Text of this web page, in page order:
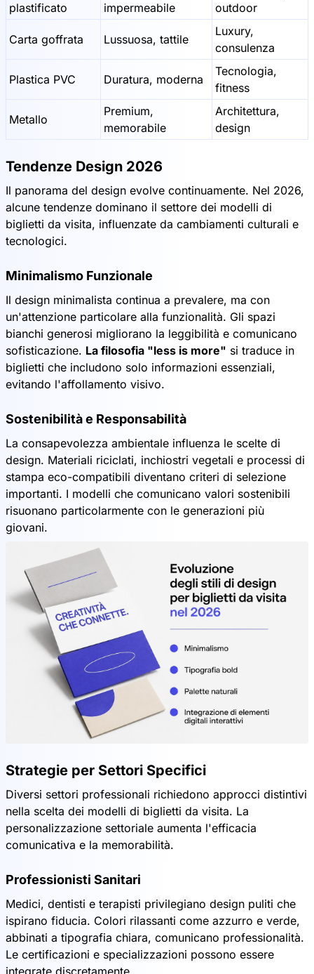
plastificato
impermeabile
outdoor
Carta goffrata Lussuosa, tattile
Luxury,
consulenza
Plastica PVC Duratura, moderna
Tecnologia,
fitness
Metallo
Premium,
memorabile
Architettura,
design
Tendenze Design 2026
Il panorama del design evolve continuamente. Nel 2026,
alcune tendenze dominano il settore dei modelli di
biglietti da visita, influenzate da cambiamenti culturali e
tecnologici.
Minimalismo Funzionale
Il design minimalista continua a prevalere, ma con
un'attenzione particolare alla funzionalità. Gli spazi
bianchi generosi migliorano la leggibilità e comunicano
sofisticazione. La filosofia "less is more" si traduce in
biglietti che includono solo informazioni essenziali,
evitando l'affollamento visivo.
Sostenibilità e Responsabilità
La consapevolezza ambientale influenza le scelte di
design. Materiali riciclati, inchiostri vegetali e processi di
stampa eco-compatibili diventano criteri di selezione
importanti. I modelli che comunicano valori sostenibili
risuonano particolarmente con le generazioni più
giovani.
Strategie per Settori Specifici
Diversi settori professionali richiedono approcci distintivi
nella scelta dei modelli di biglietti da visita. La
personalizzazione settoriale aumenta l'efficacia
comunicativa e la memorabilità.
Professionisti Sanitari
Medici, dentisti e terapisti privilegiano design puliti che
ispirano fiducia. Colori rilassanti come azzurro e verde,
abbinati a tipografia chiara, comunicano professionalità.
Le certificazioni e specializzazioni possono essere
integrate discretamente.